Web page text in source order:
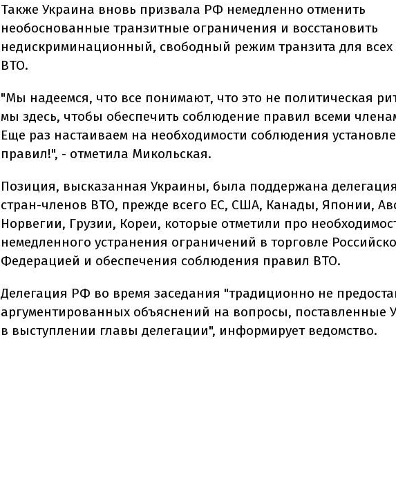
Также Украина вновь призвала РФ немедленно отменить
необоснованные транзитные ограничения и восстановить
недискриминационный, свободный режим транзита для всех
ВТО.
"Мы надеемся, что все понимают, что это не политическая
мы здесь, чтобы обеспечить соблюдение правил всеми
Еще раз настаиваем на необходимости соблюдения
правил!", - отметила Микольская.
Позиция, высказанная Украины, была поддержана
стран-членов ВТО, прежде всего ЕС, США, Канады, Японии,
Норвегии, Грузии, Кореи, которые отметили про
немедленного устранения ограничений в торговле
Федерацией и обеспечения соблюдения правил ВТО.
Делегация РФ во время заседания "традиционно не
аргументированных объяснений на вопросы, поставленные
в выступлении главы делегации", информирует ведомство.